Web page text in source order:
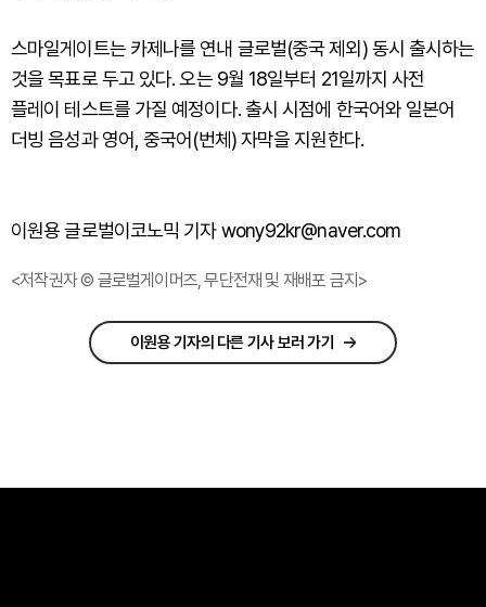
스마일게이트는 카제나를 연내 글로벌(중국 제외) 동시 출시하는
것을 목표로 두고 있다. 오는 9월 18일부터 21일까지 사전
플레이 테스트를 가질 예정이다. 출시 시점에 한국어와 일본어
더빙 음성과 영어, 중국어(번체) 자막을 지원한다.
이원용 글로벌이코노믹 기자 wony92kr@naver.com
<저작권자 © 글로벌게이머즈, 무단전재 및 재배포 금지>
이원용 기자의 다른 기사 보러 가기